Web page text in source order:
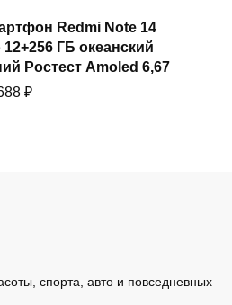
Купить
Redmi Note 14
12+256 ГБ океанский
Ростест Amoled 6,67
₽
14 Pro 4G 8/256 ГБ
спорта, авто и повседневных